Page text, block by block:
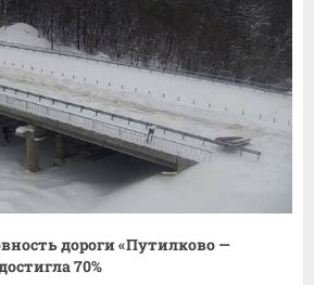
дороги «Путилково —
70%